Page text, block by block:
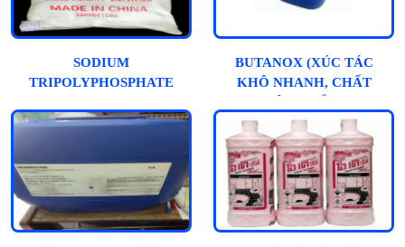
SODIUM
TRIPOLYPHOSPHATE
BUTANOX (XÚC TÁC
KHÔ NHANH, CHẤT